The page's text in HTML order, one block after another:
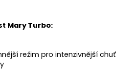
Mary Turbo:
režim pro intenzivnější chuť